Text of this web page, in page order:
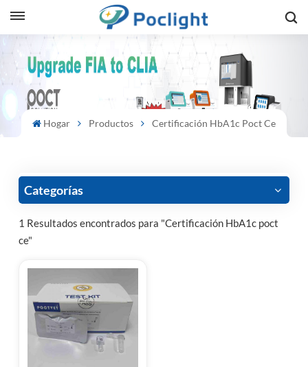
Hogar Productos Certificación HbA1c Poct Ce
Categorías
1 Resultados encontrados para "Certificación HbA1c poct
ce"